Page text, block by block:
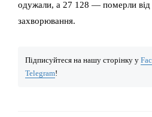
одужали, а 27 128 — померли від
захворювання.
Підписуйтеся на нашу сторінку у
Telegram!